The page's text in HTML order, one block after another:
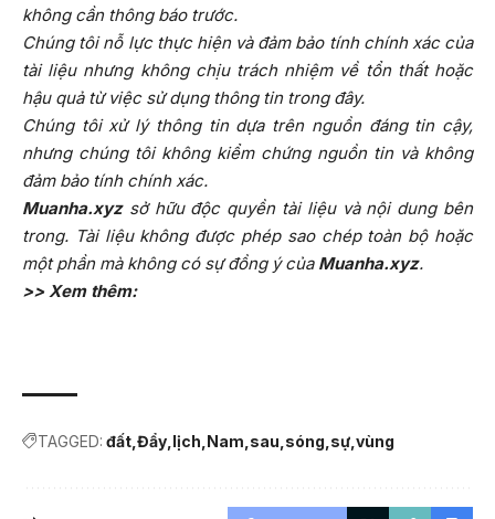
không cần thông báo trước.
Chúng tôi nỗ lực thực hiện và đảm bảo tính chính xác của
tài liệu nhưng không chịu trách nhiệm về tổn thất hoặc
hậu quả từ việc sử dụng thông tin trong đây.
Chúng tôi xử lý thông tin dựa trên nguồn đáng tin cậy,
nhưng chúng tôi không kiểm chứng nguồn tin và không
đảm bảo tính chính xác.
Muanha.xyz sở hữu độc quyền tài liệu và nội dung bên
trong. Tài liệu không được phép sao chép toàn bộ hoặc
một phần mà không có sự đồng ý của Muanha.xyz.
>> Xem thêm:
TAGGED: đất Đẩy lịch Nam sau sóng sự vùng